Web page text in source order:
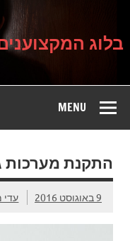
על עיצוב, שיפוץ וטיפוח הבית
בלוג
MENU
התקנת מערכות
9 באוגוסט 2016 עדי